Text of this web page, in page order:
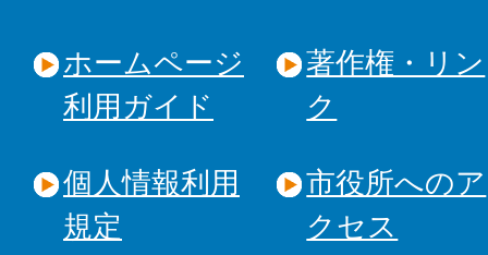
ホームページ
利用ガイド
著作権・リン
ク
個人情報利用
規定
市役所へのア
クセス